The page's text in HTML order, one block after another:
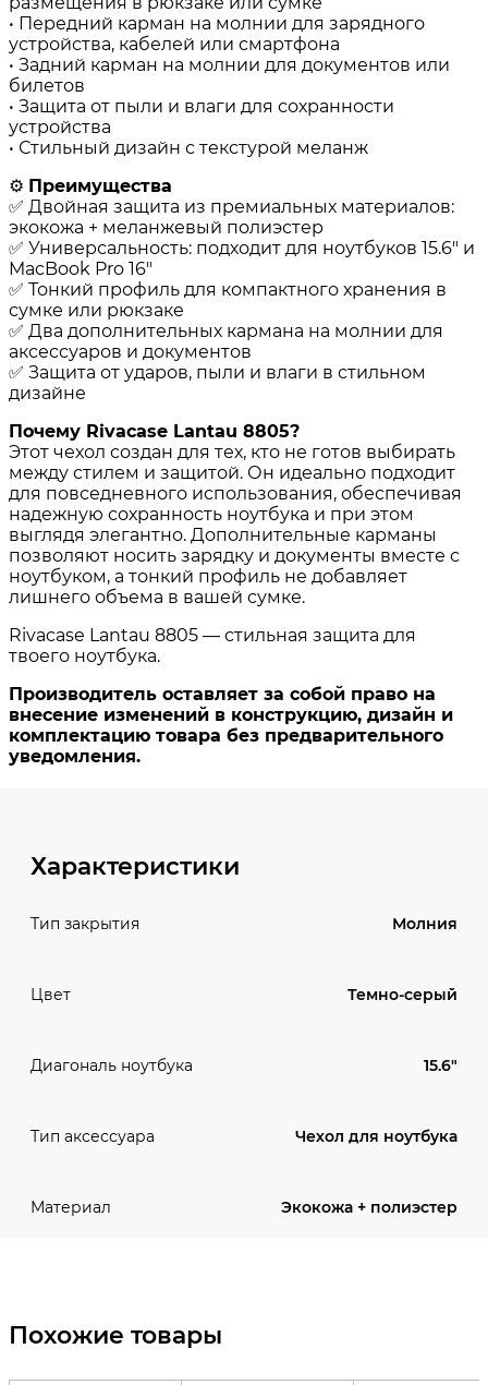
Характеристики
Тип закрытия Молния
Цвет Темно-серый
Диагональ ноутбука 15.6"
Тип аксессуара Чехол для ноутбука
Материал Экокожа + полиэстер
Похожие товары